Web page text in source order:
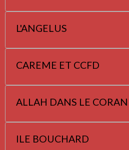
L'ANGELUS
CAREME ET CCFD
ALLAH DANS LE CORAN
ILE BOUCHARD